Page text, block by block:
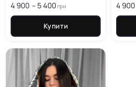
4 900 – 5 400 грн
range:
4 900
грн
5 400
грн
Купити
4 900